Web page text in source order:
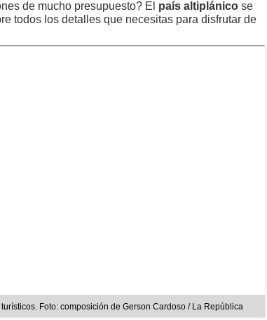
de mucho presupuesto? El país altiplánico se
todos los detalles que necesitas para disfrutar de
Foto: composición de Gerson Cardoso / La República